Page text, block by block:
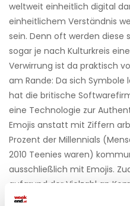
weltweit einheitlich digital
einheitlichem Verständnis
sein. Denn oft werden
sogar je nach Kulturkreis
Verwirrung ist da praktisch
am Rande: Da sich
hat die britische
eine Technologie zur
Emojis anstatt mit Ziffern
Prozent der Millennials
2010 Teenies waren)
ausschließlich mit Emojis.
aufgrund der Vielzahl an
knacken. Also wer weiß: